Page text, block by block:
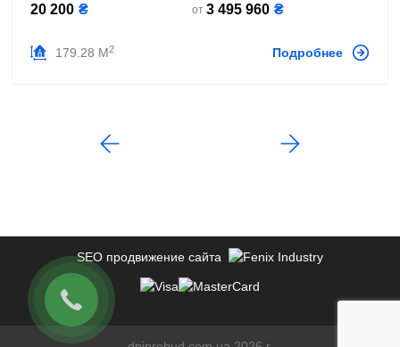
20 200 ₴
от 3 495 960 ₴
179.28 М2 Подробнее
SEO продвижение сайта